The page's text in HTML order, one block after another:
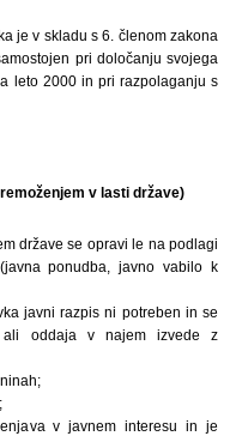
je v skladu s 6. členom zakona
pri določanju svojega
leto 2000 in pri razpolaganju s
v lasti države)
države se opravi le na podlagi
ponudba, javno vabilo k
javni razpis ni potreben in se
ali oddaja v najem izvede z
v javnem interesu in je